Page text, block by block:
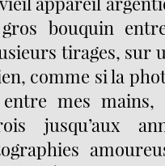
bouquin
tirages, sur
comme si la
mes
jusqu’aux